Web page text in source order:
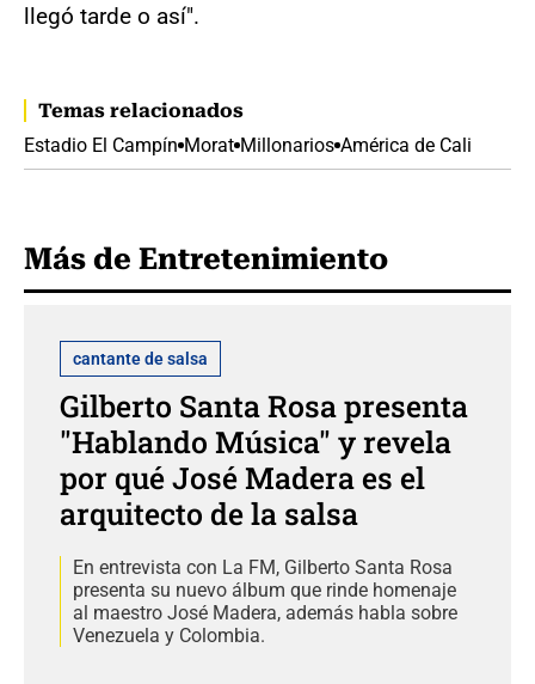
llegó tarde o así".
Temas relacionados
Estadio El Campín Morat Millonarios América de Cali
Más de Entretenimiento
cantante de salsa
Gilberto Santa Rosa presenta
"Hablando Música" y revela
por qué José Madera es el
arquitecto de la salsa
En entrevista con La FM, Gilberto Santa Rosa
presenta su nuevo álbum que rinde homenaje
al maestro José Madera, además habla sobre
Venezuela y Colombia.